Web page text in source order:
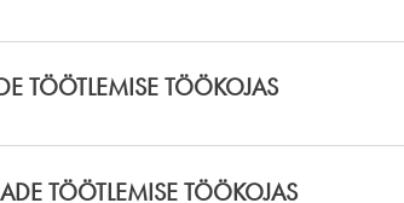
TÖÖTLEMISE TÖÖKOJAS
TÖÖTLEMISE TÖÖKOJAS